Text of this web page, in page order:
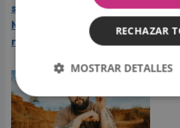
segundo hijo? Video de
Mike Bahía desata
rumores
de
RECHAZAR
MOSTRAR DETALLES